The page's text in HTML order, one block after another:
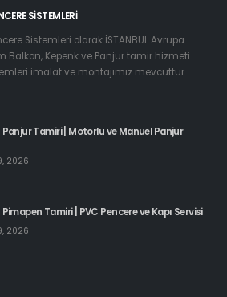
SISTEMLERI
Sistemleri olarak İSTANBUL Avrupa
Balkon, Kepenk ve Panjur tamir hizmeti
imalat ve montajımız mevcuttur.
Panjur Tamiri | Motorlu ve Manuel Panjur
2026
Tamiri | PVC Pencere ve Kapı Servisi
2026